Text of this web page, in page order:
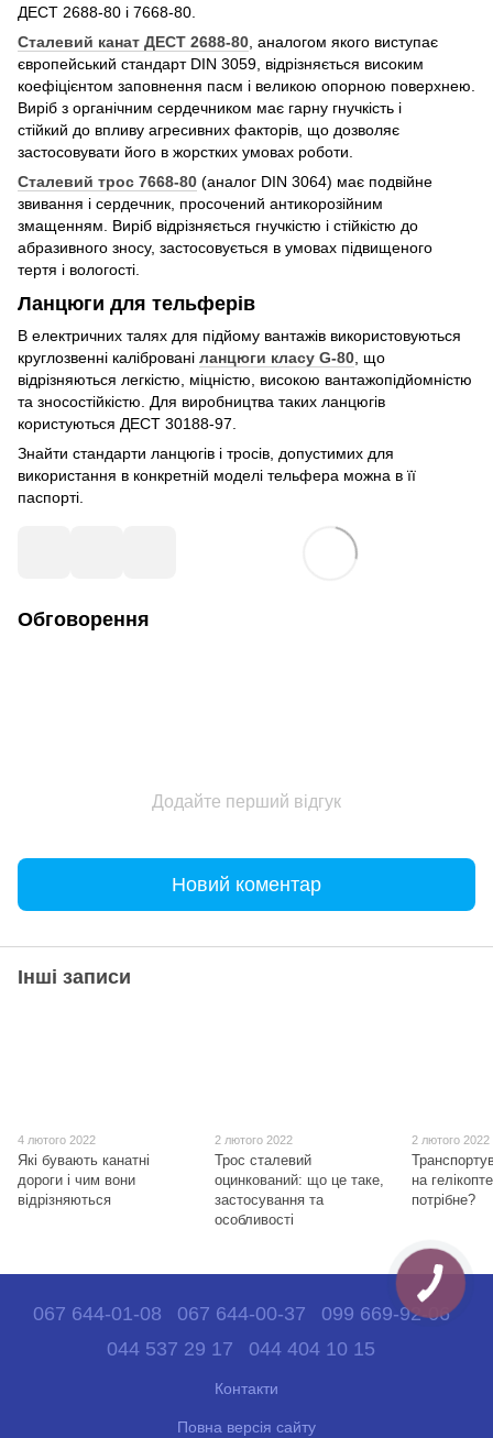
ДЕСТ 2688-80 і 7668-80.
Сталевий канат ДЕСТ 2688-80 , аналогом якого виступає
європейський стандарт DIN 3059, відрізняється високим
коефіцієнтом заповнення пасм і великою опорною поверхнею.
Виріб з органічним сердечником має гарну гнучкість і
стійкий до впливу агресивних факторів, що дозволяє
застосовувати його в жорстких умовах роботи.
Сталевий трос 7668-80 (аналог DIN 3064) має подвійне
звивання і сердечник, просочений антикорозійним
змащенням. Виріб відрізняється гнучкістю і стійкістю до
абразивного зносу, застосовується в умовах підвищеного
тертя і вологості.
Ланцюги для тельферів
В електричних талях для підйому вантажів використовуються
круглозвенні калібровані ланцюги класу G-80 , що
відрізняються легкістю, міцністю, високою вантажопідйомністю
та зносостійкістю. Для виробництва таких ланцюгів
користуються ДЕСТ 30188-97.
Знайти стандарти ланцюгів і тросів, допустимих для
використання в конкретній моделі тельфера можна в її
паспорті.
Обговорення
Додайте перший відгук
Новий коментар
Інші записи
4 лютого 2022
Які бувають канатні
дороги і чим вони
відрізняються
2 лютого 2022
Трос сталевий
оцинкований: що це таке,
застосування та
особливості
2 лютого 2022
на
потрібне?
067 644-01-08 067 644-00-37
099 669-92-06
044 537 29 17
044 404 10 15
Контакти
Повна версія сайту